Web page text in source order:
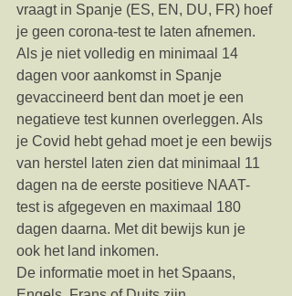
vraagt in Spanje (ES, EN, DU, FR) hoef
je geen corona-test te laten afnemen.
Als je niet volledig en minimaal 14
dagen voor aankomst in Spanje
gevaccineerd bent dan moet je een
negatieve test kunnen overleggen. Als
je Covid hebt gehad moet je een bewijs
van herstel laten zien dat minimaal 11
dagen na de eerste positieve NAAT-
test is afgegeven en maximaal 180
dagen daarna. Met dit bewijs kun je
ook het land inkomen.
De informatie moet in het Spaans,